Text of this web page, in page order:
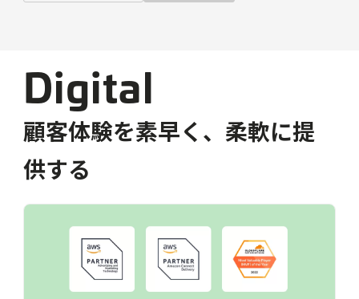
Digital
顧客体験を素早く、柔軟に提
供する